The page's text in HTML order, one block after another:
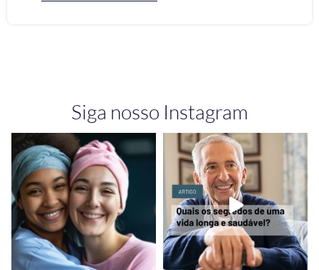
Siga nosso Instagram